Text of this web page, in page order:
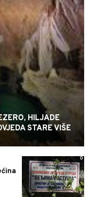
HILJADE
STARE VIŠE
0